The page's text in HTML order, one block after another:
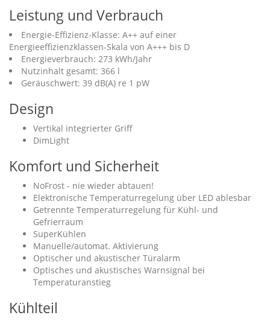
Leistung und Verbrauch
Energie-Effizienz-Klasse: A++ auf einer
Energieeffizienzklassen-Skala von A+++ bis D
Energieverbrauch: 273 kWh/Jahr
Nutzinhalt gesamt: 366 l
Geräuschwert: 39 dB(A) re 1 pW
Design
Vertikal integrierter Griff
DimLight
Komfort und Sicherheit
NoFrost - nie wieder abtauen!
Elektronische Temperaturregelung über LED ablesbar
Getrennte Temperaturregelung für Kühl- und
Gefrierraum
SuperKühlen
Manuelle/automat. Aktivierung
Optischer und akustischer Türalarm
Optisches und akustisches Warnsignal bei
Temperaturanstieg
Kühlteil